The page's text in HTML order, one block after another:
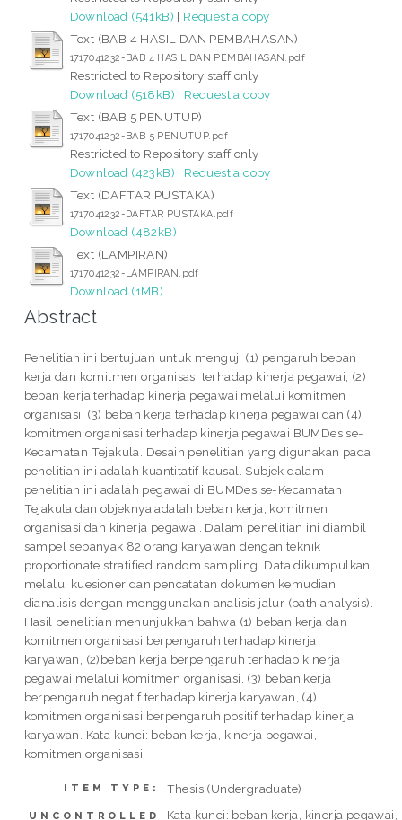
Download (541kB) | Request a copy
Text (BAB 4 HASIL DAN PEMBAHASAN)
1717041232-BAB 4 HASIL DAN PEMBAHASAN.pdf
Restricted to Repository staff only
Download (518kB) | Request a copy
Text (BAB 5 PENUTUP)
1717041232-BAB 5 PENUTUP.pdf
Restricted to Repository staff only
Download (423kB) | Request a copy
Text (DAFTAR PUSTAKA)
1717041232-DAFTAR PUSTAKA.pdf
Download (482kB)
Text (LAMPIRAN)
1717041232-LAMPIRAN.pdf
Download (1MB)
Abstract
Penelitian ini bertujuan untuk menguji (1) pengaruh beban
kerja dan komitmen organisasi terhadap kinerja pegawai, (2)
beban kerja terhadap kinerja pegawai melalui komitmen
organisasi, (3) beban kerja terhadap kinerja pegawai dan (4)
komitmen organisasi terhadap kinerja pegawai BUMDes se-
Kecamatan Tejakula. Desain penelitian yang digunakan pada
penelitian ini adalah kuantitatif kausal. Subjek dalam
penelitian ini adalah pegawai di BUMDes se-Kecamatan
Tejakula dan objeknya adalah beban kerja, komitmen
organisasi dan kinerja pegawai. Dalam penelitian ini diambil
sampel sebanyak 82 orang karyawan dengan teknik
proportionate stratified random sampling. Data dikumpulkan
melalui kuesioner dan pencatatan dokumen kemudian
dianalisis dengan menggunakan analisis jalur (path analysis).
Hasil penelitian menunjukkan bahwa (1) beban kerja dan
komitmen organisasi berpengaruh terhadap kinerja
karyawan, (2)beban kerja berpengaruh terhadap kinerja
pegawai melalui komitmen organisasi, (3) beban kerja
berpengaruh negatif terhadap kinerja karyawan, (4)
komitmen organisasi berpengaruh positif terhadap kinerja
karyawan. Kata kunci: beban kerja, kinerja pegawai,
komitmen organisasi.
ITEM TYPE: Thesis (Undergraduate)
UNCONTROLLED Kata kunci: beban kerja, kinerja pegawai,